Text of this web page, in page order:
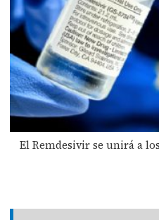
El Remdesivir se unirá a